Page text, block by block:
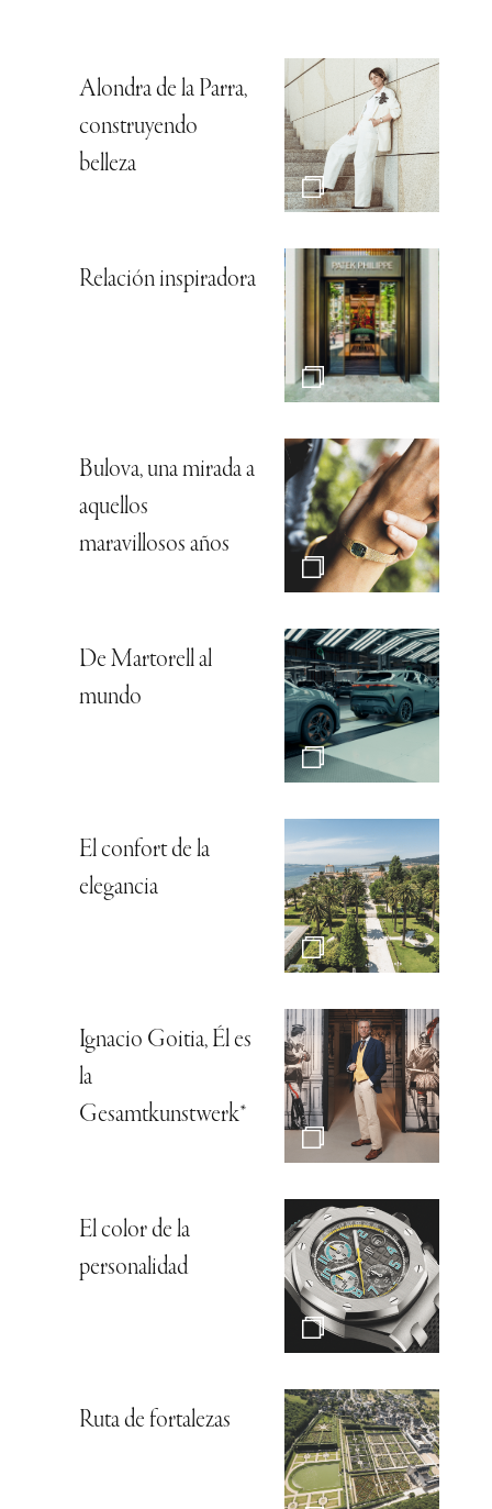
Alondra de la Parra,
construyendo
belleza
Relación inspiradora
Bulova, una mirada a
aquellos
maravillosos años
De Martorell al
mundo
El confort de la
elegancia
Ignacio Goitia, Él es
la
Gesamtkunstwerk*
El color de la
personalidad
Ruta de fortalezas